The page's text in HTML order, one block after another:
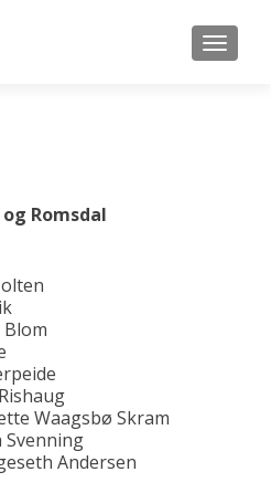
Romsdal
Waagsbø Skram
Svenning
Andersen